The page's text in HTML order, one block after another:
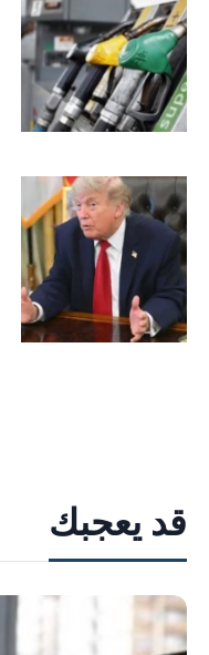
قد يعجبك